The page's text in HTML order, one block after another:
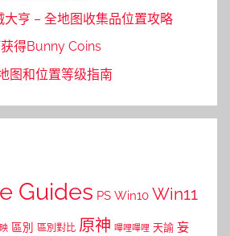
亨 – 全地图收集品位置攻略
得Bunny Coins
图和位置等级指南
Guides PS Win10 Win11
區別 區別對比 原神 嗶哩嗶哩 天諭 妄